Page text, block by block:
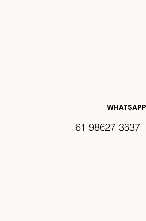
DES E
WHATSAPP
61 98627 3637